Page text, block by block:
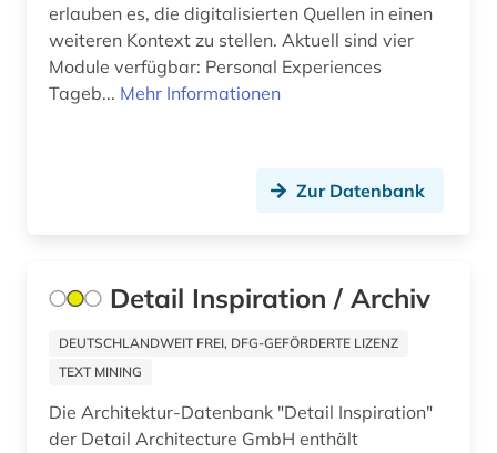
bayerische staatsgemäldesammlungen (1)
bayern (6)
belgische kunst (1)
benin (1)
bergen (norwegen) (1)
erlauben es, die digitalisierten Quellen in einen
weiteren Kontext zu stellen. Aktuell sind vier
Module verfügbar: Personal Experiences
Tageb... Mehr Informationen
Zur Datenbank
Detail Inspiration / Archiv
DEUTSCHLANDWEIT FREI, DFG-GEFÖRDERTE LIZENZ
TEXT MINING
Die Architektur-Datenbank "Detail Inspiration"
der Detail Architecture GmbH enthält